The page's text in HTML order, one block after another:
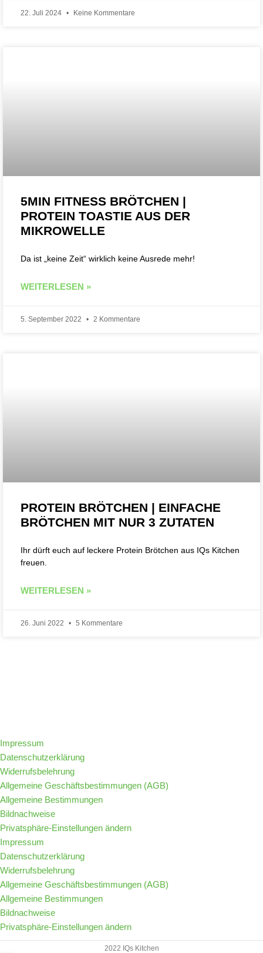
22. Juli 2024 Keine Kommentare
5MIN FITNESS BRÖTCHEN |
PROTEIN TOASTIE AUS DER
MIKROWELLE
Da ist „keine Zeit“ wirklich keine Ausrede mehr!
WEITERLESEN »
5. September 2022 2 Kommentare
PROTEIN BRÖTCHEN | EINFACHE
BRÖTCHEN MIT NUR 3 ZUTATEN
Ihr dürft euch auf leckere Protein Brötchen aus IQs Kitchen
freuen.
WEITERLESEN »
26. Juni 2022 5 Kommentare
Impressum
Datenschutzerklärung
Widerrufsbelehrung
Allgemeine Geschäftsbestimmungen (AGB)
Allgemeine Bestimmungen
Bildnachweise
Privatsphäre-Einstellungen ändern
Impressum
Datenschutzerklärung
Widerrufsbelehrung
Allgemeine Geschäftsbestimmungen (AGB)
Allgemeine Bestimmungen
Bildnachweise
Privatsphäre-Einstellungen ändern
2022 IQs Kitchen